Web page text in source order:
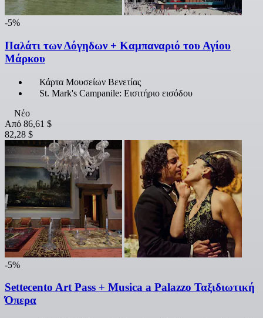
-5%
Παλάτι των Δόγηδων + Καμπαναριό του Αγίου
Μάρκου
Κάρτα Μουσείων Βενετίας
St. Mark's Campanile: Εισιτήριο εισόδου
Νέο
Από 86,61 $
82,28 $
-5%
Settecento Art Pass + Musica a Palazzo Ταξιδιωτική
Όπερα